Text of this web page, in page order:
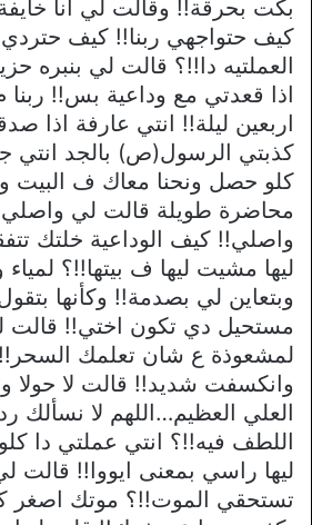
بكت بحرقة!! وقالت لي انا
كيف حتواجهي ربنا!! كيف
العملتيه دا!!؟ قالت لي بنبره
اذا قعدتي مع وداعية بس!! ربنا
اربعين ليلة!! انتي عارفة اذا
كذبتي الرسول(ص) بالجد انتي
كلو حصل ونحنا معاك ف البيت
محاضرة طويلة قالت لي
واصلي!! كيف الوداعية خلتك
ليها مشيت ليها ف بيتها!!؟
وبتعاين لي بصدمة!! وكأنها
مستحيل دي تكون اختي!! قالت
لمشعوذة ع شان تعلمك
وانكسفت شديد!! قالت لا حولا
العلي العظيم…اللهم لا نسألك
اللطف فيه!!؟ انتي عملتي دا
ليها راسي بمعنى ايووا!! قالت
تستحقي الموت!!؟ موتك اصغر